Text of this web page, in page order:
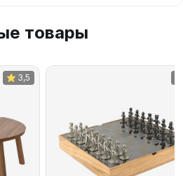
товары
3,5